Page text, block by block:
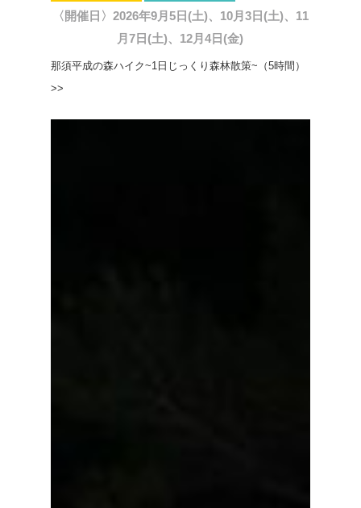
〈開催日〉2026年9月5日(土)、10月3日(土)、11
月7日(土)、12月4日(金)
那須平成の森ハイク~1日じっくり森林散策~（5時間）
>>